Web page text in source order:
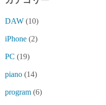
DAW (10)
iPhone (2)
PC (19)
piano (14)
program (6)